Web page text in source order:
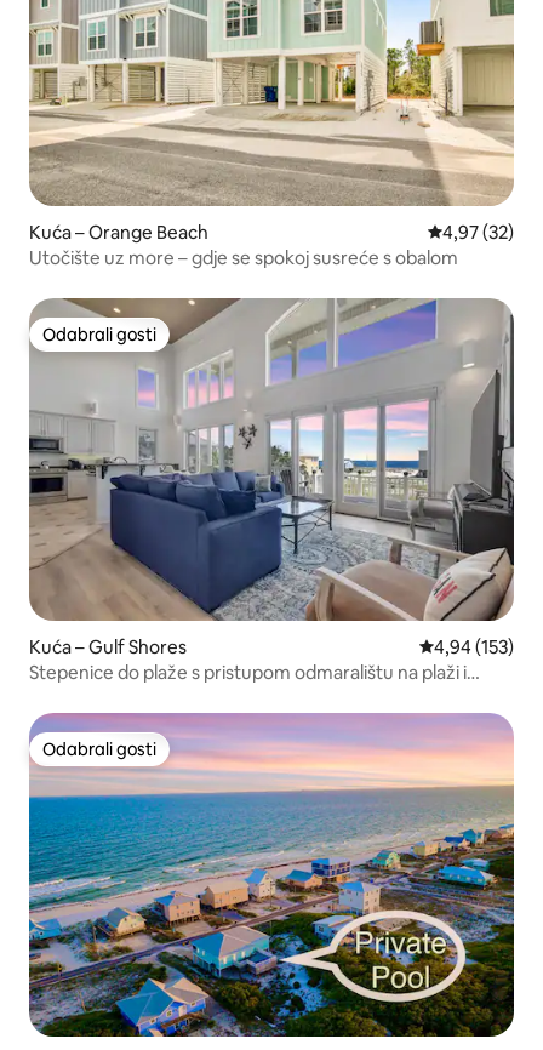
Kuća – Orange Beach Prosječna
4,97 (32)
Utočište uz more – gdje se spokoj susreće s obalom
Odabrali gosti
Odabrali gosti
Kuća – Gulf Shores Prosječna
4,94 (153)
Stepenice do plaže s pristupom odmaralištu na plaži i
Odabrali gosti
Odabrali gosti